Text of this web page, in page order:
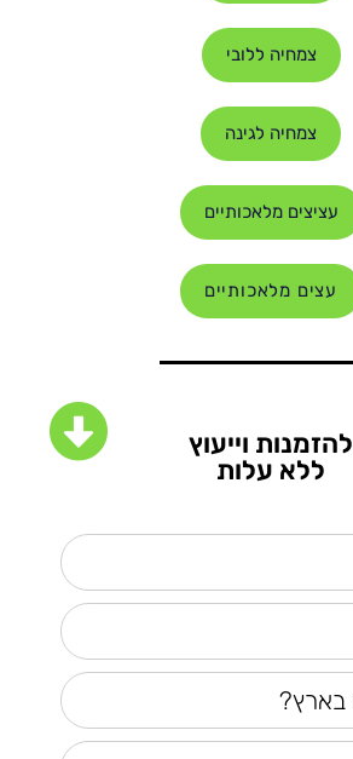
צמחיה ללובי
צמחיה לגינה
עציצים מלאכותיים
עצים מלאכותיים
להזמנות וייעוץ
ללא עלות